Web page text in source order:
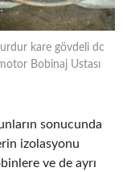
kare gövdeli dc
Bobinaj Ustası
sonucunda
izolasyonu
ve de ayrı